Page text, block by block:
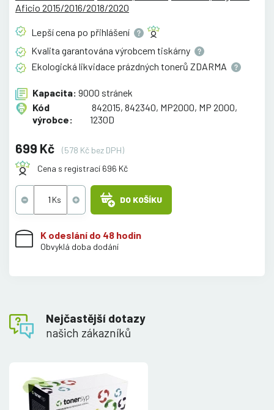
Aficio 2015/2016/2018/2020
Lepší cena po přihlášení
Kvalita garantována výrobcem tiskárny
Ekologická likvidace prázdných tonerů ZDARMA
Kapacita: 9000 stránek
Kód
výrobce:
842015, 842340, MP2000, MP 2000,
1230D
699 Kč
(578 Kč bez DPH)
Cena s registrací 696 Kč
DO KOŠÍKU
K odeslání do 48 hodin
Obvyklá doba dodání
Nejčastější dotazy
našich zákazníků